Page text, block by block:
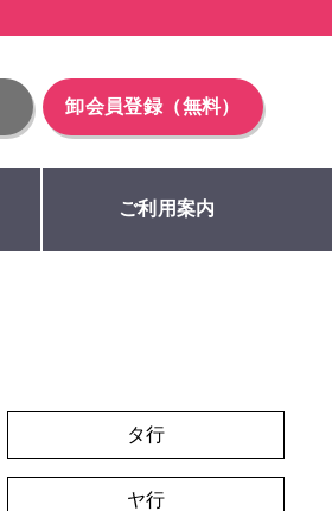
卸会員登録（無料）
ご利用案内
タ行
ヤ行